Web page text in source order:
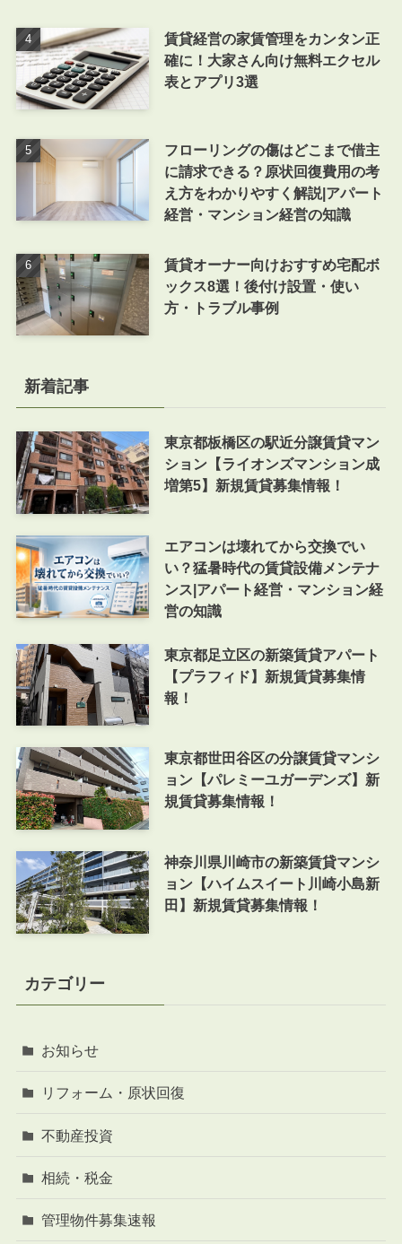
賃貸経営の家賃管理をカンタン正
確に！大家さん向け無料エクセル
表とアプリ3選
フローリングの傷はどこまで借主
に請求できる？原状回復費用の考
え方をわかりやすく解説|アパート
経営・マンション経営の知識
賃貸オーナー向けおすすめ宅配ボ
ックス8選！後付け設置・使い
方・トラブル事例
新着記事
東京都板橋区の駅近分譲賃貸マン
ション【ライオンズマンション成
増第5】新規賃貸募集情報！
エアコンは壊れてから交換でい
い？猛暑時代の賃貸設備メンテナ
ンス|アパート経営・マンション経
営の知識
東京都足立区の新築賃貸アパート
【プラフィド】新規賃貸募集情
報！
東京都世田谷区の分譲賃貸マンシ
ョン【パレミーユガーデンズ】新
規賃貸募集情報！
神奈川県川崎市の新築賃貸マンシ
ョン【ハイムスイート川崎小島新
田】新規賃貸募集情報！
カテゴリー
お知らせ
リフォーム・原状回復
不動産投資
相続・税金
管理物件募集速報